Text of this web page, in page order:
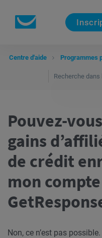
Centre d'aide Programmes
Pouvez-
gains
de crédit
mon
Non, ce n’est pas